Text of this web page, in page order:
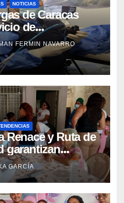
NOTICIAS
de Caracas
de
para
de pacientes
FERMIN NAVARRO
Renace y Ruta de
garantizan
integral en
GARCÍA